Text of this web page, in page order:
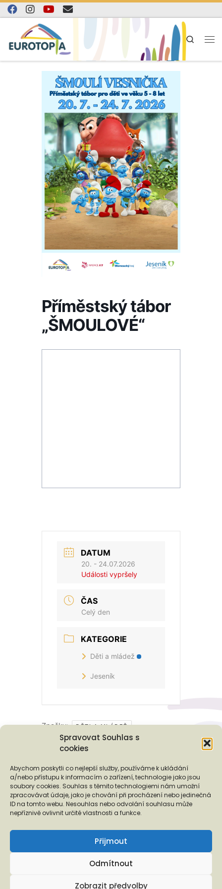
Spravovat Souhlas s
cookies
Abychom poskytli co nejlepší služby, používáme k ukládání
a/nebo přístupu k informacím o zařízení, technologie jako jsou
soubory cookies. Souhlas s těmito technologiemi nám umožní
zpracovávat údaje, jako je chování při procházení nebo jedinečná
ID na tomto webu. Nesouhlas nebo odvolání souhlasu může
nepříznivě ovlivnit určité vlastnosti a funkce.
Přijmout
Odmítnout
Zobrazit předvolby
Skip to content
Search
Příměstský tábor
„ŠMOULOVÉ“
DATUM
20. - 24.07.2026
Události vypršely
ČAS
Celý den
KATEGORIE
Děti a mládež
Jeseník
Značky: DĚTI A MLÁDEŽ
Podporují nás...
❬ ❭